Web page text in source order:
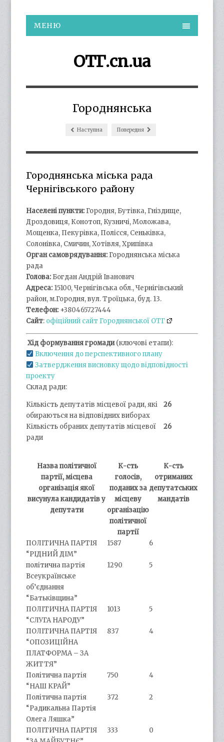
МЕНЮ
ОТГ.cn.ua
Городнянська
Наступна Попередня
Городнянська міська рада
Чернігівського району
Населені пункти:Городня, Бутівка, Гніздище,
Дроздовиця, Конотоп, Кузничі, Моложава,
Мощенка, Пекурівка, Полісся, Сеньківка,
Солонівка, Смичин, Хотівля, Хрипівка
Орган самоврядування:Городнянська міська
рада
Голова:Богдан Андрій Іванович
Адреса: 15100, Чернігівська обл., Чернігівський
район, м.Городня, вул. Троїцька, буд. 13.
Телефон: +380465727444
Сайт: офіційний сайт Городнянської ОТГ
Хід формування громади(ключові етапи):
Включення до перспективного плану
Затвердження висновку щодо відповідності
проекту
Склад ради:
Кількість депутатів місцевої ради, які
обираються на відповідних виборах
26
Кількість обраних депутатів місцевої
ради
26
Назва політичної
партії, місцева
організація якої
висунула кандидатів у
депутати
К-сть
голосів,
поданих за
місцеву
організацію
політичної
партії
К-сть
отриманих
депутатських
мандатів
ПОЛІТИЧНА ПАРТІЯ
“РІДНИЙ ДІМ”
1587 6
політична партія
Всеукраїнське
об’єднання
“Батьківщина”
1290 5
ПОЛІТИЧНА ПАРТІЯ
“СЛУГА НАРОДУ”
1013 5
ПОЛІТИЧНА ПАРТІЯ
“ОПОЗИЦІЙНА
ПЛАТФОРМА – ЗА
ЖИТТЯ”
837 4
Політична партія
“НАШ КРАЙ”
750 4
Політична партія
“Радикальна Партія
Олега Ляшка”
372 2
ПОЛІТИЧНА ПАРТІЯ
333 0